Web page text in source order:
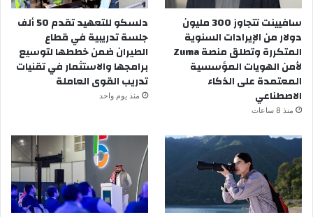
سافيينت تتجاوز 300 مليون
دولار من الإيرادات السنوية
المتكررة وتطلق منصة Zuma
لأمن الهويات المؤسسية
المعتمدة على الذكاء
الاصطناعي
منذ 8 ساعات
دلسكو للتعهيد تقدم 50 ألف
جلسة تدريبية في قطاع
الطيران ضمن خططها لتوسيع
برامجها والاستثمار في تقنيات
تدريب القوى العاملة
منذ يوم واحد